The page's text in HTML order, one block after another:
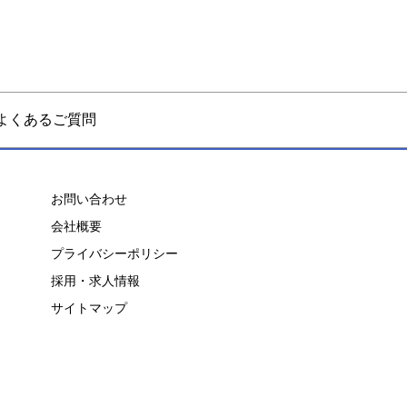
くあるご質問
お問い合わせ
会社概要
プライバシーポリシー
採用・求人情報
サイトマップ